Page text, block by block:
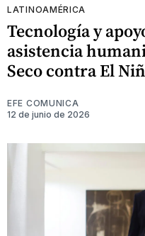
LATINOAMÉRICA
Tecnología y
asistencia
Seco contra El
EFE COMUNICA
12 de junio de 2026